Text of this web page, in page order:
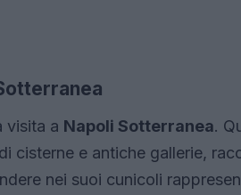
visita a Napoli Sotterranea.
cisterne e antiche gallerie,
nei suoi cunicoli